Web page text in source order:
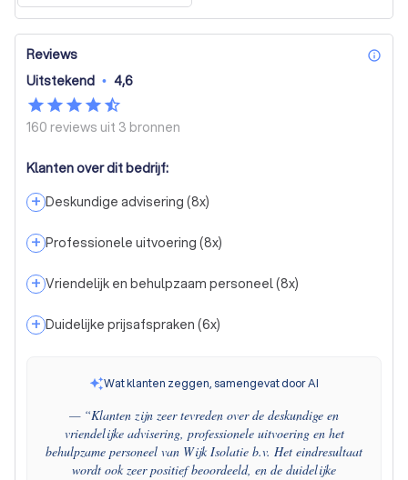
Reviews
Uitstekend • 4,6
160 reviews uit 3 bronnen
Klanten over dit bedrijf:
+ Deskundige advisering (8x)
+ Professionele uitvoering (8x)
+ Vriendelijk en behulpzaam personeel(8x)
+ Duidelijke prijsafspraken (6x)
Wat klanten zeggen, samengevat door AI
— “Klanten zijn zeer tevreden over de deskundige en
vriendelijke advisering, professionele uitvoering en het
behulpzame personeel van Wijk Isolatie b.v. Het eindresultaat
wordt ook zeer positief beoordeeld, en de duidelijke